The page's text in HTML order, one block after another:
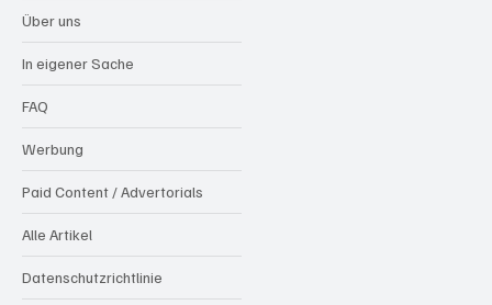
Über uns
In eigener Sache
FAQ
Werbung
Paid Content / Advertorials
Alle Artikel
Datenschutzrichtlinie